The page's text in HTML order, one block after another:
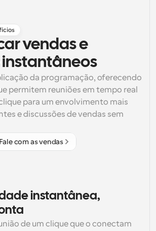
potenciado com chamadas
agendamento e lembretes
atualizado com as últimas notícias e
clientes em minutos
Dinâmico
de forma fluida com várias pessoas
vendas e
da programação, oferecendo
permitem reuniões em tempo real
para um envolvimento mais
e discussões de vendas sem
Fale com as vendas
instantânea,
de um clique que o conectam